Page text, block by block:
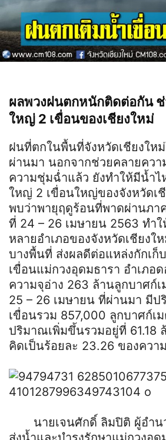
ผลพวงฝนตกหนักติดต่อกัน
ใหญ่ 2 เขื่อนของเชียงใหม่
ฝนที่ตกในพื้นที่จังหวัดเชียงให
ผ่านมา นอกจากช่วยคลายควา
ความชุ่มฉ่ำแล้ว ยังทำให้มีน้ำไ
ใหญ่ 2 เขื่อนใหญ่ของจังหวัดเ
พบว่าพายุฤดูร้อนที่พาดผ่านภา
ที่ 24 – 26 เมษายน 2563 ทำ
หลายอำเภอของจังหวัดเชียง
บางพื้นที่ ส่งผลดีต่อแหล่งกักเ
เขื่อนแม่กวงอุดมธารา อำเภอ
ความจุอ่าง 263 ล้านลูกบาศก์
25 – 26 เมษายน ที่ผ่านมา มี
เขื่อนรวม 857,000 ลูกบาศก์เ
ปริมาณเพิ่มขึ้นรวมอยู่ที่ 61.18
คิดเป็นร้อยละ 23.26 ของควา
นายเจนศักดิ์ ลิมปิติ ผู้อำนว